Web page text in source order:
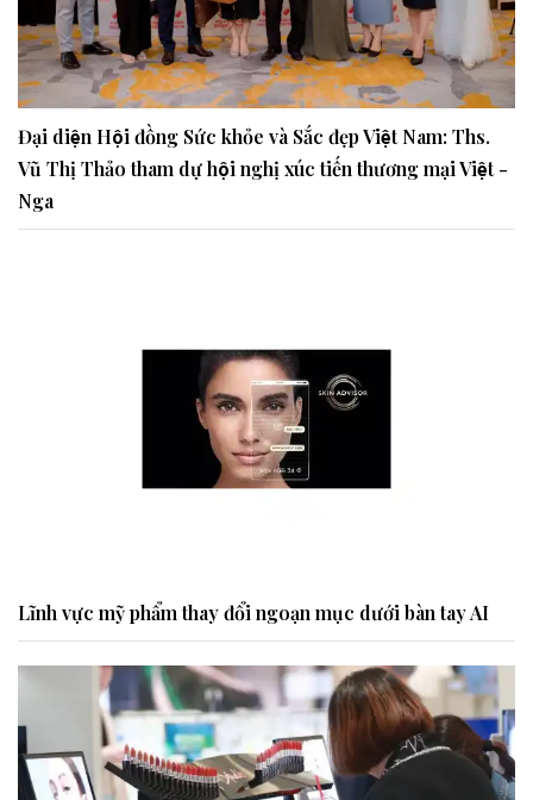
Đại diện Hội đồng Sức khỏe và Sắc đẹp Việt Nam: Ths.
Vũ Thị Thảo tham dự hội nghị xúc tiến thương mại Việt -
Nga
Lĩnh vực mỹ phẩm thay đổi ngoạn mục dưới bàn tay AI